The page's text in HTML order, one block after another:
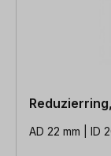
AD 22 mm | ID